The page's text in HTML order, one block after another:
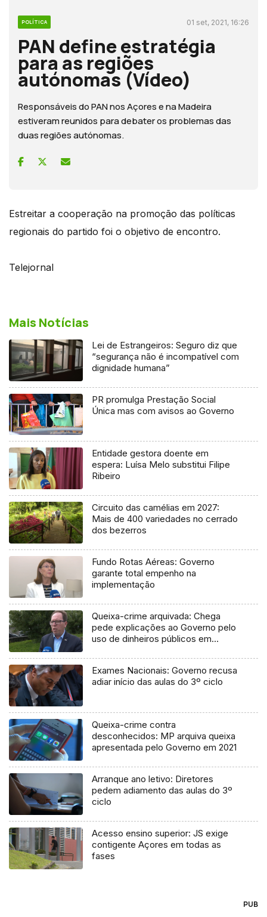
POLÍTICA 01 set, 2021, 16:26
PAN define estratégia
para as regiões
autónomas (Vídeo)
Responsáveis do PAN nos Açores e na Madeira
estiveram reunidos para debater os problemas das
duas regiões autónomas.
Estreitar a cooperação na promoção das políticas
regionais do partido foi o objetivo de encontro.
Telejornal
Mais Notícias
Lei de Estrangeiros: Seguro diz que
“segurança não é incompatível com
dignidade humana”
PR promulga Prestação Social
Única mas com avisos ao Governo
Entidade gestora doente em
espera: Luísa Melo substitui Filipe
Ribeiro
Circuito das camélias em 2027:
Mais de 400 variedades no cerrado
dos bezerros
Fundo Rotas Aéreas: Governo
garante total empenho na
implementação
Queixa-crime arquivada: Chega
pede explicações ao Governo pelo
uso de dinheiros públicos em
Exames Nacionais: Governo recusa
adiar início das aulas do 3º ciclo
Queixa-crime contra
desconhecidos: MP arquiva queixa
apresentada pelo Governo em 2021
Arranque ano letivo: Diretores
pedem adiamento das aulas do 3º
ciclo
Acesso ensino superior: JS exige
contigente Açores em todas as
fases
PUB